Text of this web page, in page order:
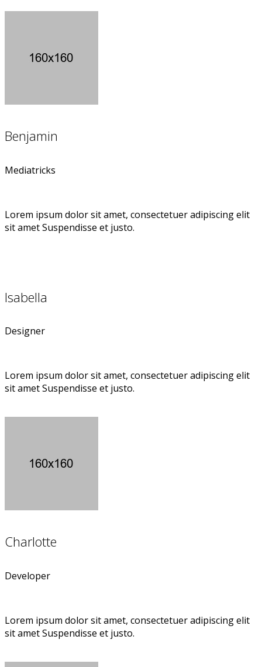
Benjamin
Mediatricks
Lorem ipsum dolor sit amet, consectetuer adipiscing elit
sit amet Suspendisse et justo.
Isabella
Designer
Lorem ipsum dolor sit amet, consectetuer adipiscing elit
sit amet Suspendisse et justo.
Charlotte
Developer
Lorem ipsum dolor sit amet, consectetuer adipiscing elit
sit amet Suspendisse et justo.